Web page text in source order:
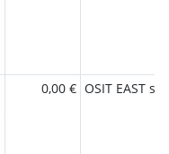
0,00 € OSIT EAST